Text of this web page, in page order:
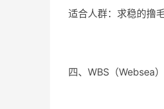
适合人群：求稳的撸
四、WBS（Websea